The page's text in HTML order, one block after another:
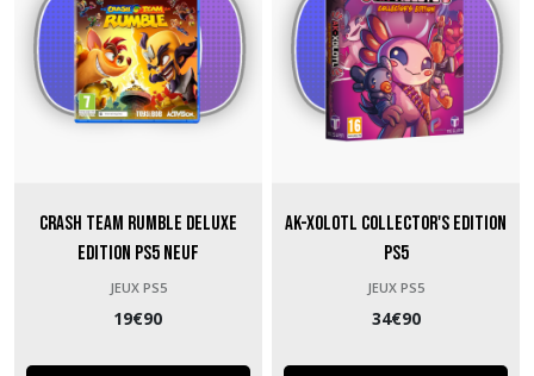
Crash Team Rumble Deluxe
Edition PS5 neuf
JEUX PS5
19€90
Ak-Xolotl Collector's Edition
PS5
JEUX PS5
34€90